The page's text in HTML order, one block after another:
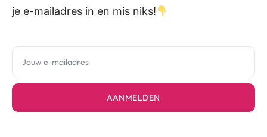
je e-mailadres in en mis niks!
AANMELDEN